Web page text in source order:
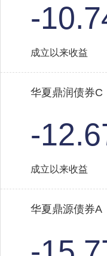
-
成立以来收益
华夏鼎润债券C
-
成立以来收益
华夏鼎源债券A